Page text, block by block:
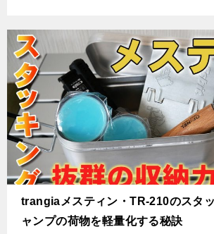
trangiaメスティン・TR-210のスタ
ャンプの荷物を軽量化する秘訣